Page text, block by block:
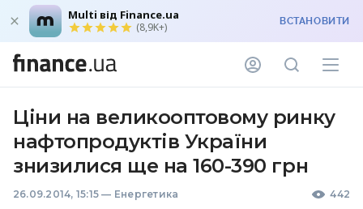
Multi від Finance.ua
(8,9K+) ВСТАНОВИТИ
Ціни на великооптовому ринку
нафтопродуктів України
знизилися ще на 160-390 грн
26.09.2014, 15:15 — Енергетика 442